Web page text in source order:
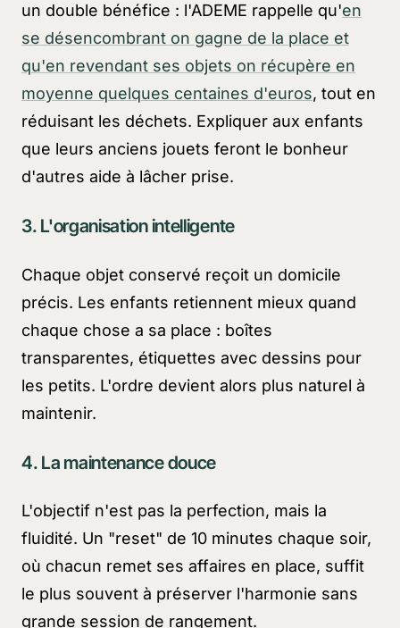
un double bénéfice : l'ADEME rappelle qu'en
se désencombrant on gagne de la place et
qu'en revendant ses objets on récupère en
moyenne quelques centaines d'euros, tout en
réduisant les déchets. Expliquer aux enfants
que leurs anciens jouets feront le bonheur
d'autres aide à lâcher prise.
3. L'organisation intelligente
Chaque objet conservé reçoit un domicile
précis. Les enfants retiennent mieux quand
chaque chose a sa place : boîtes
transparentes, étiquettes avec dessins pour
les petits. L'ordre devient alors plus naturel à
maintenir.
4. La maintenance douce
L'objectif n'est pas la perfection, mais la
fluidité. Un "reset" de 10 minutes chaque soir,
où chacun remet ses affaires en place, suffit
le plus souvent à préserver l'harmonie sans
grande session de rangement.